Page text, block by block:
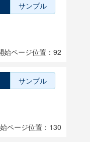
サンプル
始ページ位置：92
サンプル
ページ位置：130